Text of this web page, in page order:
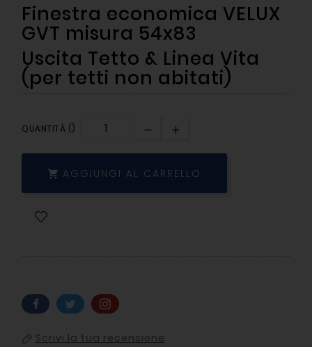
Finestra economica VELUX
GVT misura 54x83
Uscita Tetto & Linea Vita
(per tetti non abitati)
QUANTITÀ ()
 AGGIUNGI AL CARRELLO
Scrivi la tua recensione